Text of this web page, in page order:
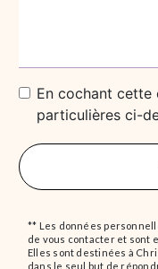
En cochant cette
particulières ci-
** Les données
de vous contacter et sont
Elles sont destinées à
dans le seul but de